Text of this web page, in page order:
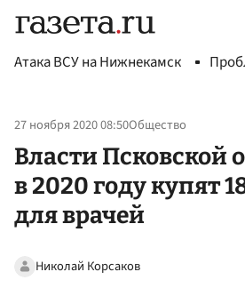
Атака ВСУ на Нижнекамск
27 ноября 2020 08:50Общество
Власти Псковской
в 2020 году купят
для врачей
Николай Корсаков